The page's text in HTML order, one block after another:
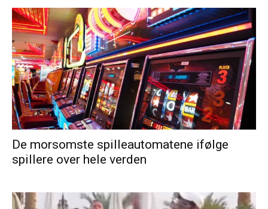
De morsomste spilleautomatene ifølge
spillere over hele verden